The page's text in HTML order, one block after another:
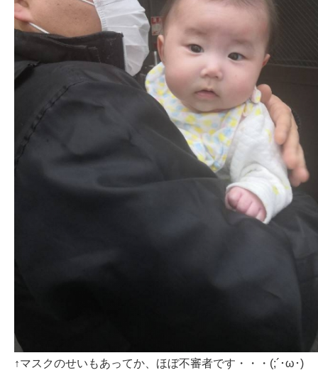
↑マスクのせいもあってか、ほぼ不審者です・・・(;´･ω･)